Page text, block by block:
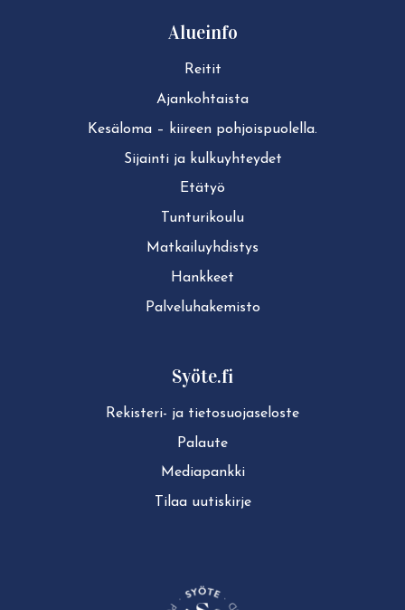
Alueinfo
Reitit
Ajan­koh­tais­ta
Kesäloma – kiireen pohjoispuolella.
Sijainti ja kul­ku­yh­tey­det
Etätyö
Tun­tu­ri­kou­lu
Mat­kai­lu­yh­dis­tys
Hankkeet
Pal­ve­lu­ha­ke­mis­to
Syöte.fi
Rekisteri- ja tie­to­suo­ja­se­los­te
Palaute
Mediapankki
Tilaa uutiskirje